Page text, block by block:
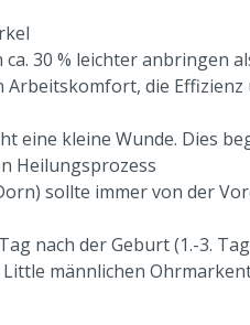
30 % leichter anbringen
Arbeitskomfort, die Effizienz
eine kleine Wunde. Dies
Heilungsprozess
sollte immer von der
nach der Geburt (1.-3.
männlichen